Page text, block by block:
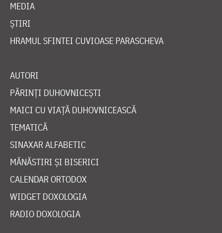
MEDIA
ȘTIRI
HRAMUL SFINTEI CUVIOASE PARASCHEVA
AUTORI
PĂRINȚI DUHOVNICEȘTI
MAICI CU VIAȚĂ DUHOVNICEASCĂ
TEMATICĂ
SINAXAR ALFABETIC
MĂNĂSTIRI ȘI BISERICI
CALENDAR ORTODOX
WIDGET DOXOLOGIA
RADIO DOXOLOGIA